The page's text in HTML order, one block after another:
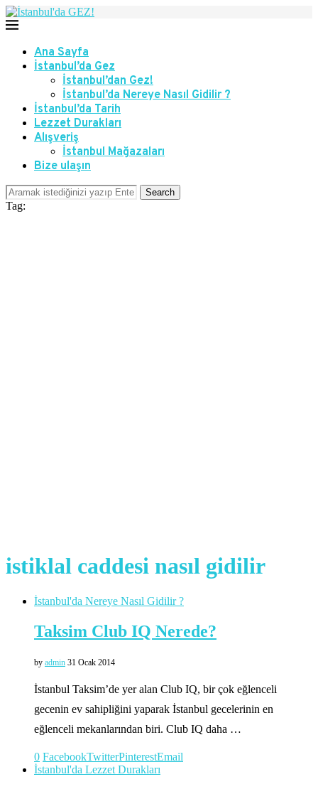
Ana Sayfa
İstanbul’da Gez
İstanbul’dan Gez!
İstanbul’da Nereye Nasıl Gidilir ?
İstanbul’da Tarih
Lezzet Durakları
Alışveriş
İstanbul Mağazaları
Bize ulaşın
Search
Tag:
istiklal caddesi nasıl gidilir
İstanbul'da Nereye Nasıl Gidilir ?
Taksim Club IQ Nerede?
by admin 31 Ocak 2014
İstanbul Taksim’de yer alan Club IQ, bir çok eğlenceli
gecenin ev sahipliğini yaparak İstanbul gecelerinin en
eğlenceli mekanlarından biri. Club IQ daha …
0 FacebookTwitterPinterestEmail
İstanbul'da Lezzet Durakları